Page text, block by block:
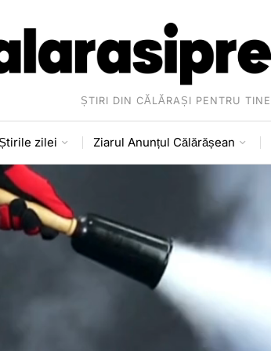
ȘTIRI DIN CĂLĂRAȘI PENTRU TINE
zilei Ziarul Anunțul Călărășean